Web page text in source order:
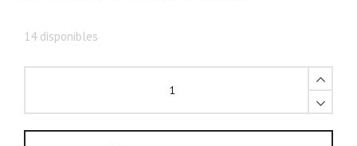
14 disponibles